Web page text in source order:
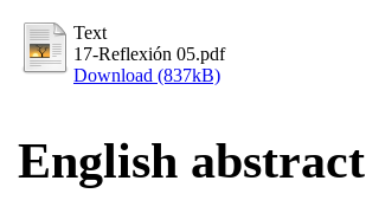
Text
17-Reflexión 05.pdf
Download (837kB)
English abstract